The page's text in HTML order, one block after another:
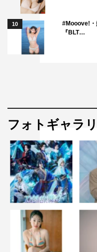
10
#Mooove!・
『BLT…
フォトギャラ